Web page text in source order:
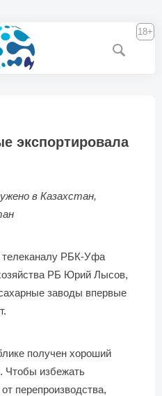
18+
экспортировала
в Казахстан,
телеканалу РБК-Уфа
РБ Юрий Лысов,
заводы впервые
получен хороший
Чтобы избежать
перепроизводства,